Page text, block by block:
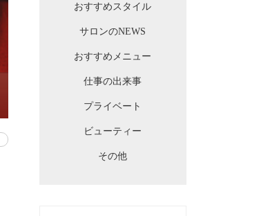
おすすめスタイル
サロンのNEWS
おすすめメニュー
仕事の出来事
プライベート
ビューティー
その他